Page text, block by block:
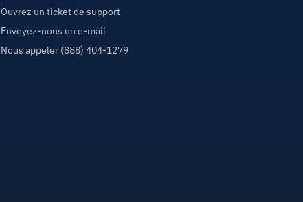
Ouvrez un ticket de support
Envoyez-nous un e-mail
Nous appeler (888) 404-1279